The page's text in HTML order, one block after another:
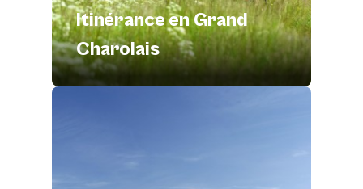
Itinérance en Grand
Charolais